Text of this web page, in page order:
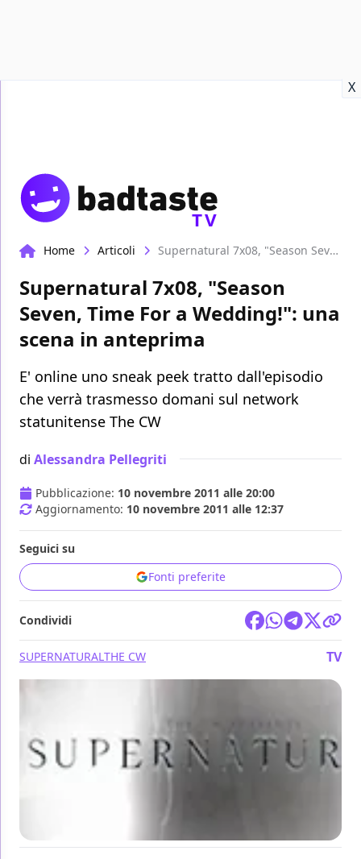
X
TV
Home Articoli Supernatural 7x08, "Season Seven, Time For a Wedding!": una scena in anteprima
Supernatural 7x08, "Season
Seven, Time For a Wedding!": una
scena in anteprima
E' online uno sneak peek tratto dall'episodio
che verrà trasmesso domani sul network
statunitense The CW
di Alessandra Pellegriti
Pubblicazione: 10 novembre 2011 alle 20:00
Aggiornamento: 10 novembre 2011 alle 12:37
Seguici su
Fonti preferite
Condividi
SUPERNATURALTHE CW TV